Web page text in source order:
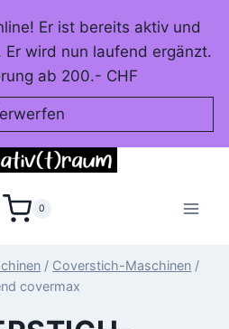
Er ist bereits aktiv und
wird nun laufend ergänzt.
ab 200.- CHF
0
/ Coverstich-Maschinen /
covermax